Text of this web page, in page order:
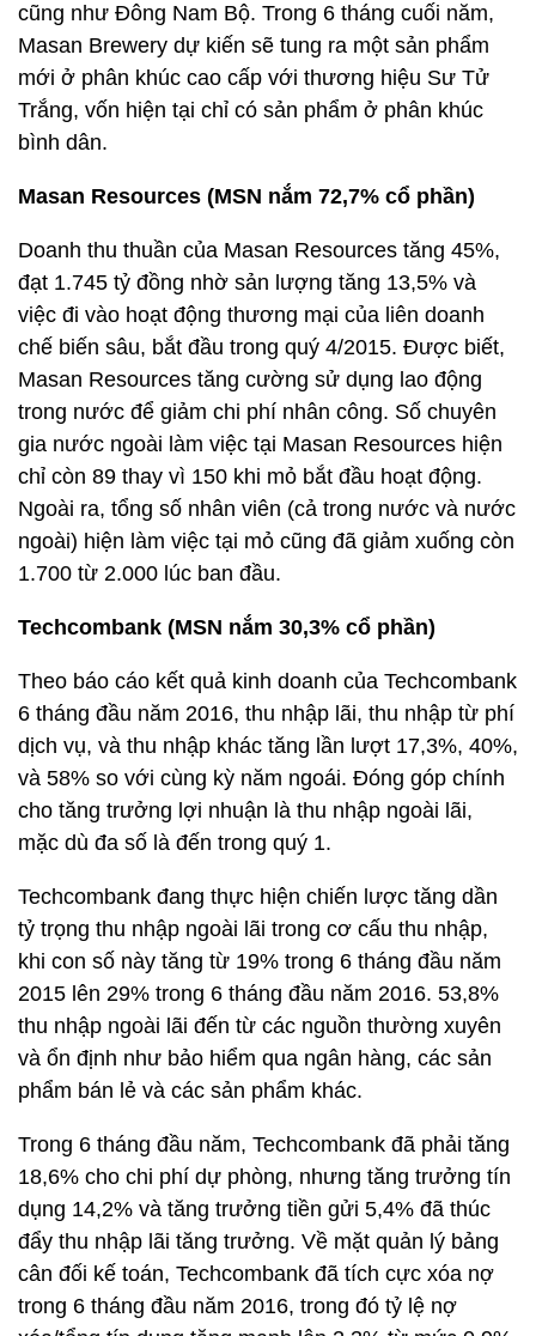
cũng như Đông Nam Bộ. Trong 6 tháng cuối năm,
Masan Brewery dự kiến sẽ tung ra một sản phẩm
mới ở phân khúc cao cấp với thương hiệu Sư Tử
Trắng, vốn hiện tại chỉ có sản phẩm ở phân khúc
bình dân.
Masan Resources (MSN nắm 72,7% cổ phần)
Doanh thu thuần của Masan Resources tăng 45%,
đạt 1.745 tỷ đồng nhờ sản lượng tăng 13,5% và
việc đi vào hoạt động thương mại của liên doanh
chế biến sâu, bắt đầu trong quý 4/2015. Được biết,
Masan Resources tăng cường sử dụng lao động
trong nước để giảm chi phí nhân công. Số chuyên
gia nước ngoài làm việc tại Masan Resources hiện
chỉ còn 89 thay vì 150 khi mỏ bắt đầu hoạt động.
Ngoài ra, tổng số nhân viên (cả trong nước và nước
ngoài) hiện làm việc tại mỏ cũng đã giảm xuống còn
1.700 từ 2.000 lúc ban đầu.
Techcombank (MSN nắm 30,3% cổ phần)
Theo báo cáo kết quả kinh doanh của Techcombank
6 tháng đầu năm 2016, thu nhập lãi, thu nhập từ phí
dịch vụ, và thu nhập khác tăng lần lượt 17,3%, 40%,
và 58% so với cùng kỳ năm ngoái. Đóng góp chính
cho tăng trưởng lợi nhuận là thu nhập ngoài lãi,
mặc dù đa số là đến trong quý 1.
Techcombank đang thực hiện chiến lược tăng dần
tỷ trọng thu nhập ngoài lãi trong cơ cấu thu nhập,
khi con số này tăng từ 19% trong 6 tháng đầu năm
2015 lên 29% trong 6 tháng đầu năm 2016. 53,8%
thu nhập ngoài lãi đến từ các nguồn thường xuyên
và ổn định như bảo hiểm qua ngân hàng, các sản
phẩm bán lẻ và các sản phẩm khác.
Trong 6 tháng đầu năm, Techcombank đã phải tăng
18,6% cho chi phí dự phòng, nhưng tăng trưởng tín
dụng 14,2% và tăng trưởng tiền gửi 5,4% đã thúc
đẩy thu nhập lãi tăng trưởng. Về mặt quản lý bảng
cân đối kế toán, Techcombank đã tích cực xóa nợ
trong 6 tháng đầu năm 2016, trong đó tỷ lệ nợ